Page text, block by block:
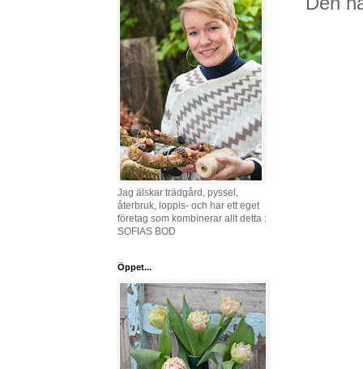
Jag älskar trädgård, pyssel,
återbruk, loppis- och har ett eget
företag som kombinerar allt detta :
SOFIAS BOD
Öppet...